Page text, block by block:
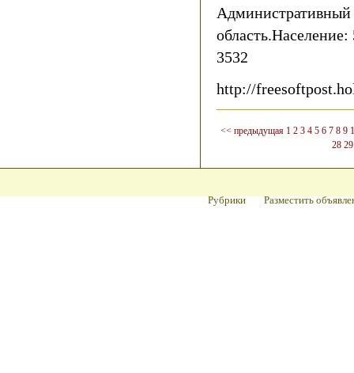
Административный
3532
http://
<< предыдущая 1 2 3 4 5 6 7 8 9
28 29
Рубрики Разместить